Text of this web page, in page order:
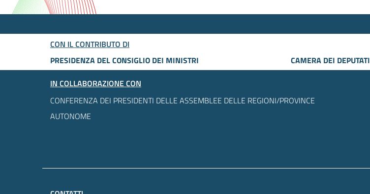
CON IL CONTRIBUTO DI
PRESIDENZA DEL CONSIGLIO DEI MINISTRI
CAMERA DEI DEPUTATI
IN COLLABORAZIONE CON
CONFERENZA DEI PRESIDENTI DELLE ASSEMBLEE DELLE REGIONI/PROVINCE
AUTONOME